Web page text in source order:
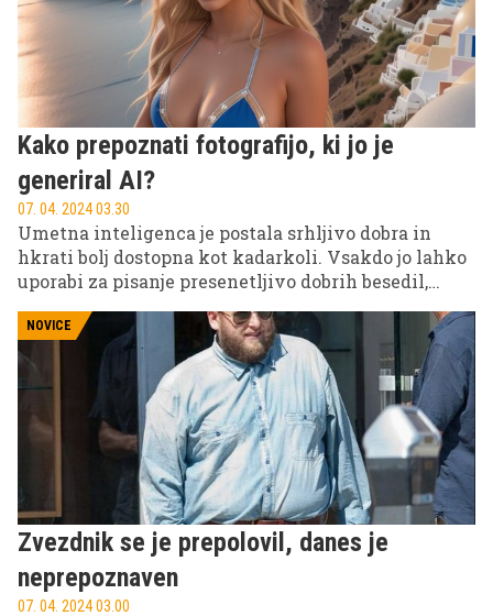
Kako prepoznati fotografijo, ki jo je
generiral AI?
07. 04. 2024 03.30
Umetna inteligenca je postala srhljivo dobra in
hkrati bolj dostopna kot kadarkoli. Vsakdo jo lahko
uporabi za pisanje presenetljivo dobrih besedil,
slik.
NOVICE
Zvezdnik se je prepolovil, danes je
neprepoznaven
07. 04. 2024 03.00